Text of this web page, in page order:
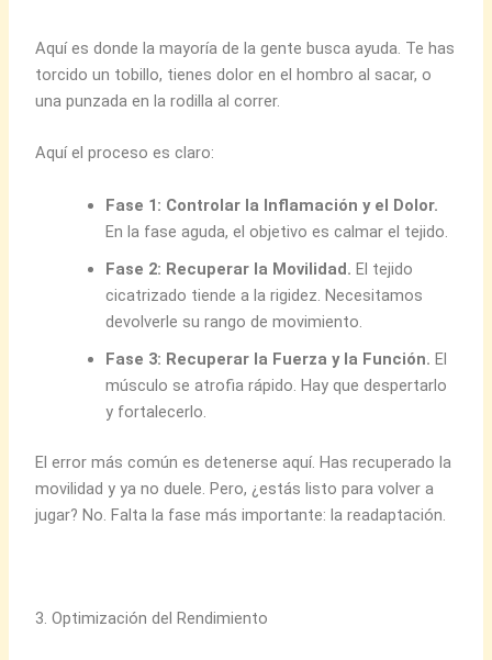
Aquí es donde la mayoría de la gente busca ayuda. Te has
torcido un tobillo, tienes dolor en el hombro al sacar, o
una punzada en la rodilla al correr.
Aquí el proceso es claro:
Fase 1: Controlar la Inflamación y el Dolor.
En la fase aguda, el objetivo es calmar el tejido.
Fase 2: Recuperar la Movilidad. El tejido
cicatrizado tiende a la rigidez. Necesitamos
devolverle su rango de movimiento.
Fase 3: Recuperar la Fuerza y la Función. El
músculo se atrofia rápido. Hay que despertarlo
y fortalecerlo.
El error más común es detenerse aquí. Has recuperado la
movilidad y ya no duele. Pero, ¿estás listo para volver a
jugar? No. Falta la fase más importante: la readaptación.
3. Optimización del Rendimiento